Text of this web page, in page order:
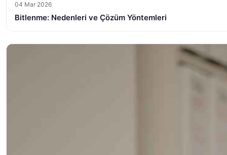
04 Mar 2026
Bitlenme: Nedenleri ve Çözüm Yöntemleri